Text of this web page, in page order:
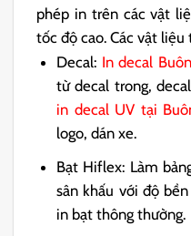
phép in trên các vật
tốc độ cao. Các vật
Decal: In decal
từ decal trong,
in decal UV tại
logo, dán xe.
Bạt Hiflex: Làm
sân khấu với độ
in bạt thông thường.